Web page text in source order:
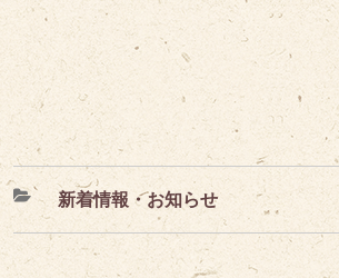
カ
テ
ゴ
新着情報・お知らせ